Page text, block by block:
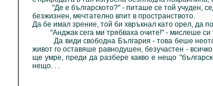
"Де е българското?" - питаше се той учуден,
безжизнен, мечтателно впит в пространството.
Да бе имал зрение, той би хвръкнал като орел, да
"Анджак сега ми трябваха очите!" - мислеше си
Да види свободна България - това беше
живот го оставяше равнодушен, безучастен -
ще умре, преди да разбере какво е нещо
нещо. . .